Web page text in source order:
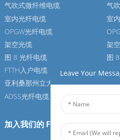
气吹式微纤维电缆
室内光纤电缆
OPGW光纤电缆
架空光缆
图 8 光纤电缆
FTTH入户电缆
亚利桑那州立大学光纤电缆
ADSS光纤电缆
气
室
架
图
亚
加入我们的 Feiboer
Leave Your